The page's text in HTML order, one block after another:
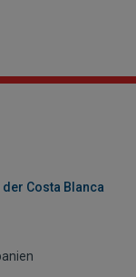
Costa Blanca